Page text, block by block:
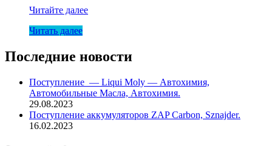
Масло
GL-
LS
Wolf
20л
Читайте далее
Читать далее
Последние новости
Поступление — Liqui Moly — Автохимия,
Автомобильные Масла, Автохимия.
29.08.2023
Поступление аккумуляторов ZAP Carbon, Sznajder.
16.02.2023